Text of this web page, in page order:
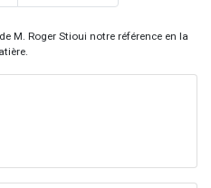
M. Roger Stioui notre référence en la